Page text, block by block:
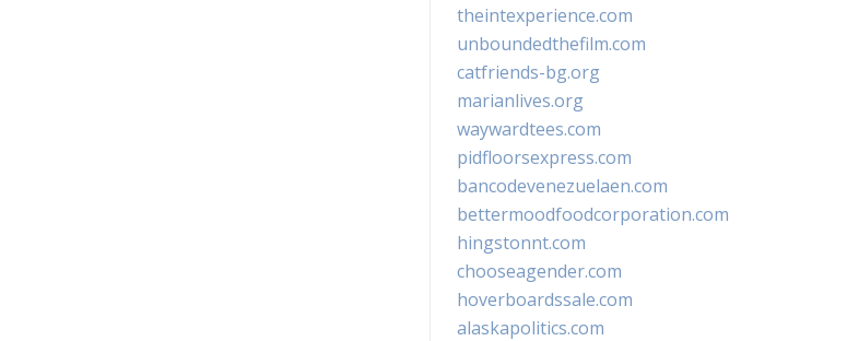
theintexperience.com
unboundedthefilm.com
catfriends-bg.org
marianlives.org
waywardtees.com
pidfloorsexpress.com
bancodevenezuelaen.com
bettermoodfoodcorporation.com
hingstonnt.com
chooseagender.com
hoverboardssale.com
alaskapolitics.com